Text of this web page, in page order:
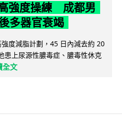
強度操練 成都男
多器官衰竭
度減脂計劃，45 日內減去約 20
患上尿源性膿毒症、膿毒性休克
全文